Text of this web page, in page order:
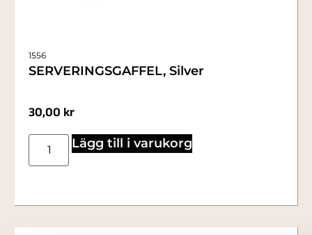
1556
SERVERINGSGAFFEL, Silver
30,00 kr
Lägg till i varukorg